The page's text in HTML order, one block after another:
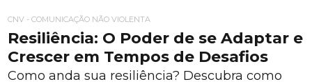
CNV - COMUNICAÇÃO NÃO VIOLENTA
Resiliência: O Poder de se Adaptar e
Crescer em Tempos de Desafios
Como anda sua resiliência? Descubra como